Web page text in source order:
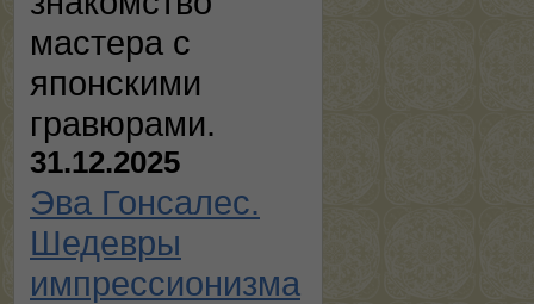
мастера с
японскими
гравюрами.
31.12.2025
Эва Гонсалес.
Шедевры
импрессионизма